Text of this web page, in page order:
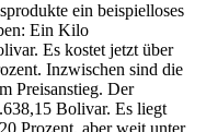
ein beispielloses
Ein Kilo
Es kostet jetzt über
Inzwischen sind die
Preisanstieg. Der
Bolivar. Es liegt
Prozent, aber weit unter